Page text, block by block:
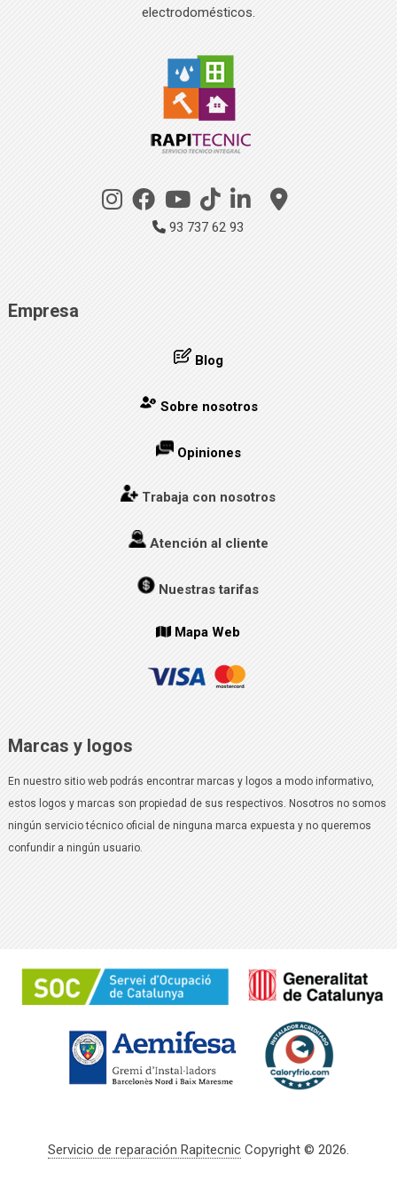
electrodomésticos.
93 737 62 93
Empresa
Blog
Sobre nosotros
Opiniones
Trabaja con nosotros
Atención al cliente
Nuestras tarifas
Mapa Web
Marcas y logos
En nuestro sitio web podrás encontrar marcas y logos a modo informativo,
estos logos y marcas son propiedad de sus respectivos. Nosotros no somos
ningún servicio técnico oficial de ninguna marca expuesta y no queremos
confundir a ningún usuario.
Servicio de reparación RapitecnicCopyright © 2026.